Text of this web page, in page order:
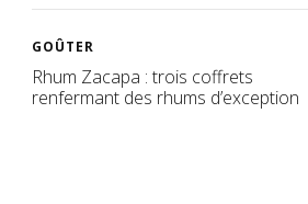
GOÛTER
Rhum Zacapa : trois coffrets
renfermant des rhums d’exception